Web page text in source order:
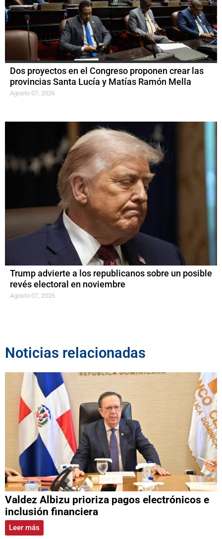
Dos proyectos en el Congreso proponen crear las
provincias Santa Lucía y Matías Ramón Mella
Agosto 07, 2026
Trump advierte a los republicanos sobre un posible
revés electoral en noviembre
Agosto 07, 2026
Noticias relacionadas
Valdez Albizu prioriza pagos electrónicos e
inclusión financiera
Leer más